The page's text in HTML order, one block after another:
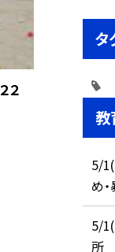
２
タ
教
5/
め
5/
所